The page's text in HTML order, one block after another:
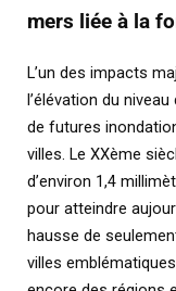
mers liée à la
L’un des impacts
l’élévation du
de futures
villes. Le XXème
d’environ 1,4
pour atteindre
hausse de
villes